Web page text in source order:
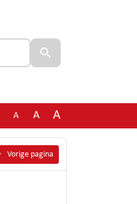
A A A
Vorige pagina